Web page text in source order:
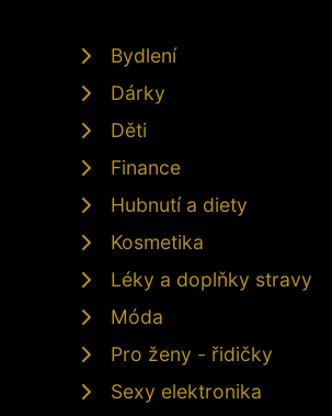
Bydlení
Dárky
Děti
Finance
Hubnutí a diety
Kosmetika
Léky a doplňky stravy
Móda
Pro ženy - řidičky
Sexy elektronika